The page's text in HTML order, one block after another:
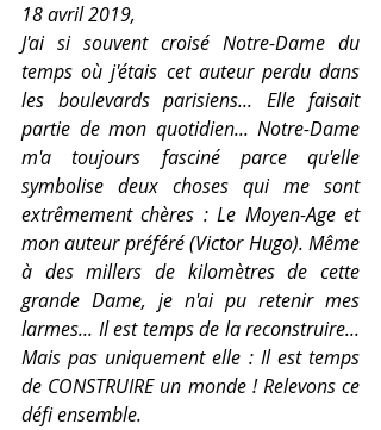
18 avril 2019,
J'ai si souvent croisé Notre-Dame du
temps où j'étais cet auteur perdu dans
les boulevards parisiens... Elle faisait
partie de mon quotidien... Notre-Dame
m'a toujours fasciné parce qu'elle
symbolise deux choses qui me sont
extrêmement chères : Le Moyen-Age et
mon auteur préféré (Victor Hugo). Même
à des millers de kilomètres de cette
grande Dame, je n'ai pu retenir mes
larmes... Il est temps de la reconstruire...
Mais pas uniquement elle : Il est temps
de CONSTRUIRE un monde ! Relevons ce
défi ensemble.